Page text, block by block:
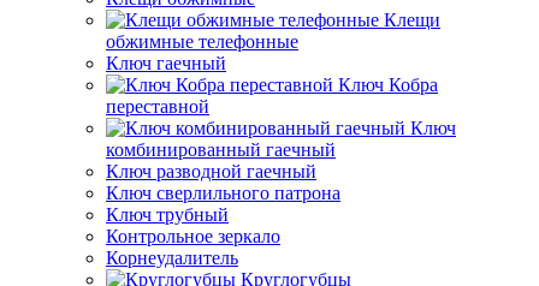
Клещи
обжимные телефонные
Ключ гаечный
Ключ Кобра
переставной
Ключ
комбинированный гаечный
Ключ разводной гаечный
Ключ сверлильного патрона
Ключ трубный
Контрольное зеркало
Корнеудалитель
Круглогубцы